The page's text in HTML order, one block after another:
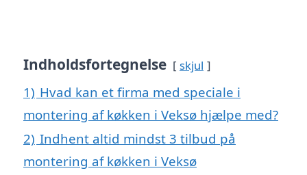
Indholdsfortegnelse skjul
1) Hvad kan et firma med speciale i
montering af køkken i Veksø hjælpe med?
2) Indhent altid mindst 3 tilbud på
montering af køkken i Veksø